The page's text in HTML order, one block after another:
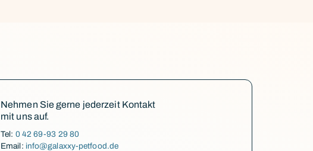
Nehmen Sie gerne jederzeit Kontakt
mit uns auf.
Tel: 0 42 69-93 29 80
Email: info@galaxxy-petfood.de